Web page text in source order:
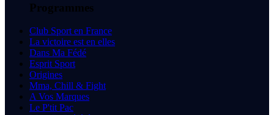
Programmes
Club Sport en France
La victoire est en elles
Dans Ma Fédé
Esprit Sport
Origines
Mma, Chill & Fight
A Vos Marques
Le P'tit Pac